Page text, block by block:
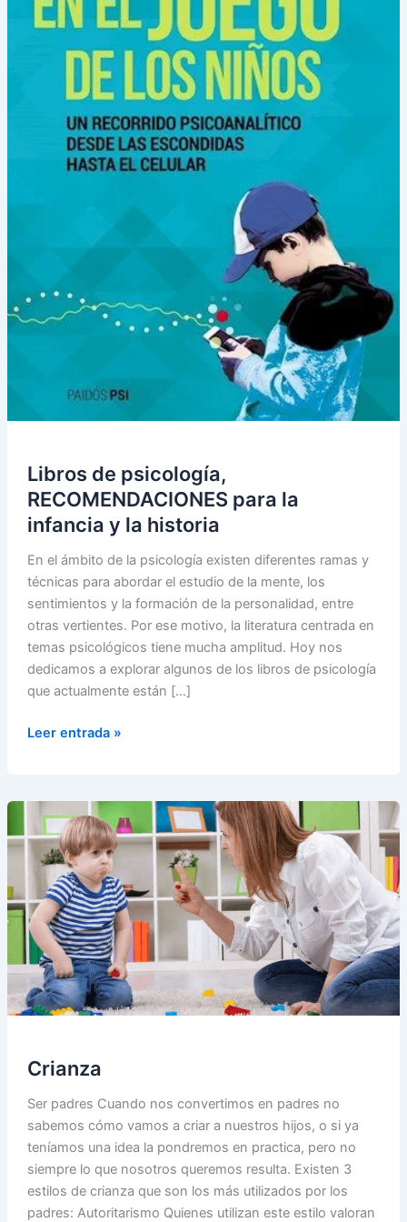
Libros de psicología,
RECOMENDACIONES para la
infancia y la historia
En el ámbito de la psicología existen diferentes ramas y
técnicas para abordar el estudio de la mente, los
sentimientos y la formación de la personalidad, entre
otras vertientes. Por ese motivo, la literatura centrada en
temas psicológicos tiene mucha amplitud. Hoy nos
dedicamos a explorar algunos de los libros de psicología
que actualmente están […]
Libros
RECOMENDACIONES
para
la
infancia
la
historia
Leer entrada »
Crianza
Ser padres Cuando nos convertimos en padres no
sabemos cómo vamos a criar a nuestros hijos, o si ya
teníamos una idea la pondremos en practica, pero no
siempre lo que nosotros queremos resulta. Existen 3
estilos de crianza que son los más utilizados por los
padres: Autoritarismo Quienes utilizan este estilo valoran